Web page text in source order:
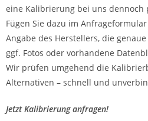
eine Kalibrierung bei uns dennoch
Fügen Sie dazu im
Angabe des Herstellers, die
ggf. Fotos oder vorhandene
Wir prüfen umgehend die
Alternativen – schnell und
Jetzt Kalibrierung anfragen!